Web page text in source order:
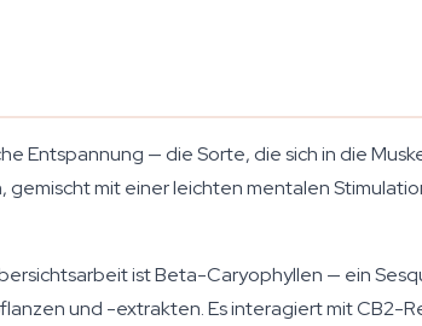
Entspannung — die Sorte, die sich in die
gemischt mit einer leichten mentalen
ist Beta-Caryophyllen — ein
und -extrakten. Es interagiert mit CB2-